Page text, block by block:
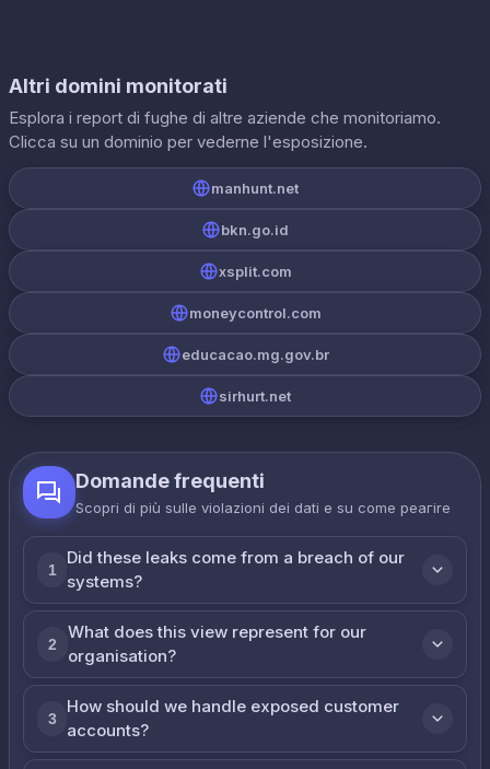
Altri domini monitorati
Esplora i report di fughe di altre aziende che monitoriamo.
Clicca su un dominio per vederne l'esposizione.
manhunt.net
bkn.go.id
xsplit.com
moneycontrol.com
educacao.mg.gov.br
sirhurt.net
Domande frequenti
Scopri di più sulle violazioni dei dati e su come реагire
1
Did these leaks come from a breach of our
systems?
2
What does this view represent for our
organisation?
3
How should we handle exposed customer
accounts?